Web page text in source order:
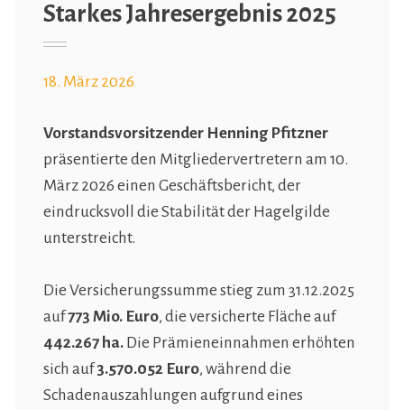
Starkes Jahresergebnis 2025
18. März 2026
Vorstandsvorsitzender Henning Pfitzner
präsentierte den Mitgliedervertretern am 10.
März 2026 einen Geschäftsbericht, der
eindrucksvoll die Stabilität der Hagelgilde
unterstreicht.
Die Versicherungssumme stieg zum 31.12.2025
auf773 Mio. Euro, die versicherte Fläche auf
442.267 ha. Die Prämieneinnahmen erhöhten
sich auf3.570.052 Euro, während die
Schadenauszahlungen aufgrund eines